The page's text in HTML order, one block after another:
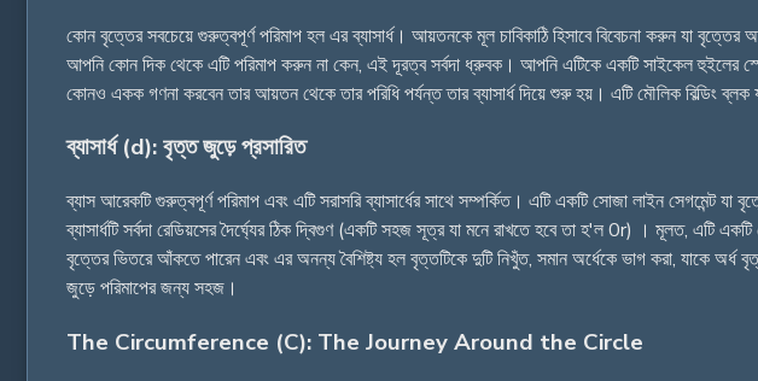
কোন বৃত্তের সবচেয়ে গুরুত্বপূর্ণ পরিমাপ হল এর ব্যাসার্ধ। আয়তনকে মূল চাবিকাঠি হিসাবে বিবেচনা করুন যা
আপনি কোন দিক থেকে এটি পরিমাপ করুন না কেন, এই দূরত্ব সর্বদা ধ্রুবক। আপনি এটিকে একটি সাইকেল হুইলের
কোনও একক গণনা করবেন তার আয়তন থেকে তার পরিধি পর্যন্ত তার ব্যাসার্ধ দিয়ে শুরু হয়। এটি মৌলিক বিল্ডিং
ব্যাসার্ধ (d): বৃত্ত জুড়ে প্রসারিত
ব্যাস আরেকটি গুরুত্বপূর্ণ পরিমাপ এবং এটি সরাসরি ব্যাসার্ধের সাথে সম্পর্কিত। এটি একটি সোজা লাইন সেগমেন্ট
ব্যাসার্ধটি সর্বদা রেডিয়সের দৈর্ঘ্যের ঠিক দ্বিগুণ (একটি সহজ সূত্র যা মনে রাখতে হবে তা হ'ল 0r) । মূলত, এটি
বৃত্তের ভিতরে আঁকতে পারেন এবং এর অনন্য বৈশিষ্ট্য হল বৃত্তটিকে দুটি নিখুঁত, সমান অর্ধেকে ভাগ করা, যাকে
জুড়ে পরিমাপের জন্য সহজ।
The Circumference (C): The Journey Around the Circle